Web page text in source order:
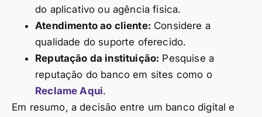
do aplicativo ou agência física.
Atendimento ao cliente: Considere a
qualidade do suporte oferecido.
Reputação da instituição: Pesquise a
reputação do banco em sites como o
Reclame Aqui.
Em resumo, a decisão entre um banco digital e